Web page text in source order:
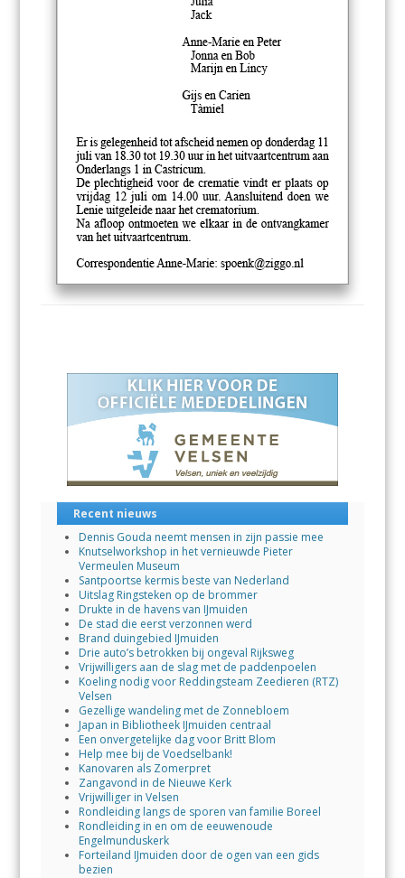
Recent nieuws
Dennis Gouda neemt mensen in zijn passie mee
Knutselworkshop in het vernieuwde Pieter
Vermeulen Museum
Santpoortse kermis beste van Nederland
Uitslag Ringsteken op de brommer
Drukte in de havens van IJmuiden
De stad die eerst verzonnen werd
Brand duingebied IJmuiden
Drie auto’s betrokken bij ongeval Rijksweg
Vrijwilligers aan de slag met de paddenpoelen
Koeling nodig voor Reddingsteam Zeedieren (RTZ)
Velsen
Gezellige wandeling met de Zonnebloem
Japan in Bibliotheek IJmuiden centraal
Een onvergetelijke dag voor Britt Blom
Help mee bij de Voedselbank!
Kanovaren als Zomerpret
Zangavond in de Nieuwe Kerk
Vrijwilliger in Velsen
Rondleiding langs de sporen van familie Boreel
Rondleiding in en om de eeuwenoude
Engelmunduskerk
Forteiland IJmuiden door de ogen van een gids
bezien